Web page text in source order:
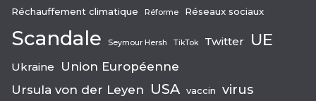
Réchauffement climatique
Réforme Réseaux sociaux
Scandale Seymour Hersh TikTok Twitter UE
Ukraine
Union Européenne
Ursula von der Leyen USA vaccin virus